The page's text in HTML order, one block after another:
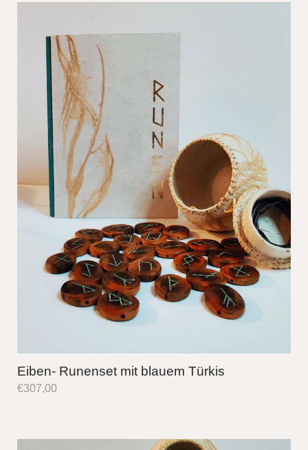
Eiben- Runenset mit blauem Türkis
€307,00